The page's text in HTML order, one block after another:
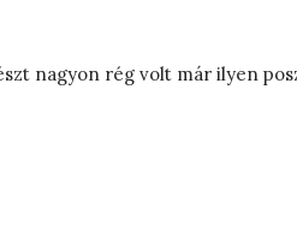
nagyon rég volt már ilyen